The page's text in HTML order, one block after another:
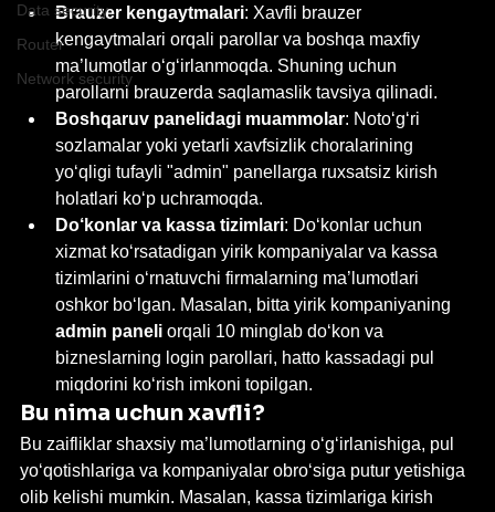
Data security
Router
Network security
Brauzer kengaytmalari: Xavfli brauzer
kengaytmalari orqali parollar va boshqa maxfiy
ma’lumotlar o‘g‘irlanmoqda. Shuning uchun
parollarni brauzerda saqlamaslik tavsiya qilinadi.
Boshqaruv panelidagi muammolar: Noto‘g‘ri
sozlamalar yoki yetarli xavfsizlik choralarining
yo‘qligi tufayli "admin" panellarga ruxsatsiz kirish
holatlari ko‘p uchramoqda.
Do‘konlar va kassa tizimlari: Do‘konlar uchun
xizmat ko‘rsatadigan yirik kompaniyalar va kassa
tizimlarini o‘rnatuvchi firmalarning ma’lumotlari
oshkor bo‘lgan. Masalan, bitta yirik kompaniyaning
admin paneli orqali 10 minglab do‘kon va
bizneslarning login parollari, hatto kassadagi pul
miqdorini ko‘rish imkoni topilgan.
Bu nima uchun xavfli?
Bu zaifliklar shaxsiy ma’lumotlarning o‘g‘irlanishiga, pul
yo‘qotishlariga va kompaniyalar obro‘siga putur yetishiga
olib kelishi mumkin. Masalan, kassa tizimlariga kirish